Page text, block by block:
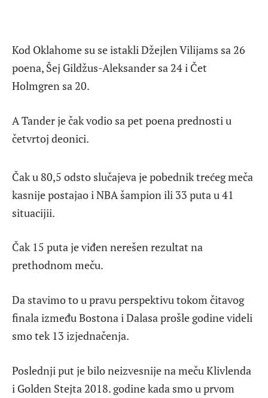
Kod Oklahome su se istakli Džejlen Vilijams sa 26
poena, Šej Gildžus-Aleksander sa 24 i Čet
Holmgren sa 20.
A Tander je čak vodio sa pet poena prednosti u
četvrtoj deonici.
Čak u 80,5 odsto slučajeva je pobednik trećeg meča
kasnije postajao i NBA šampion ili 33 puta u 41
situacijii.
Čak 15 puta je viđen nerešen rezultat na
prethodnom meču.
Da stavimo to u pravu perspektivu tokom čitavog
finala između Bostona i Dalasa prošle godine videli
smo tek 13 izjednačenja.
Poslednji put je bilo neizvesnije na meču Klivlenda
i Golden Stejta 2018. godine kada smo u prvom